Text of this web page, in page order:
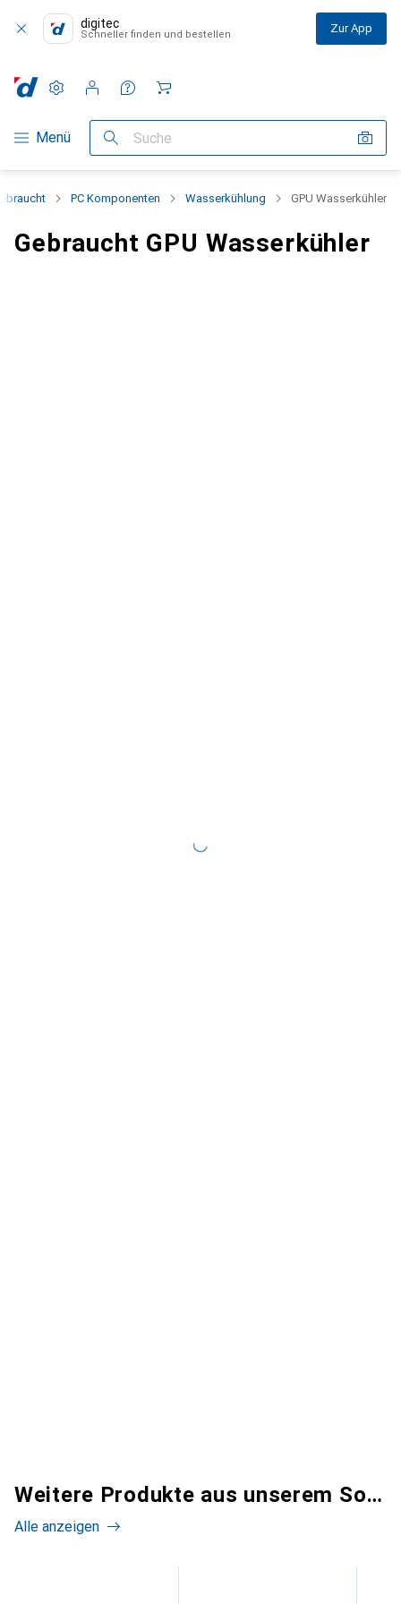
digitec
Schneller finden und bestellen Zur App
Navigation nach Kategorien
Menü Suche
Einstellungen
Kundenkonto
Vergleichslisten
Merklisten
Warenkorb
PC Komponenten Wasserkühlung GPU Wasserkühler
Gebraucht GPU Wasserkühler
Weitere Produkte aus unserem Sortiment
Alle anzeigen